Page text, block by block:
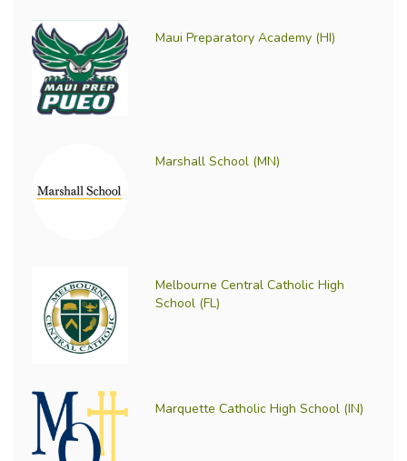
Maui Preparatory Academy (HI)
Marshall School (MN)
Melbourne Central Catholic High
School (FL)
Marquette Catholic High School (IN)